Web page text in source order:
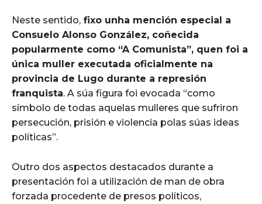
Neste sentido, fixo unha mención especial a
Consuelo Alonso González, coñecida
popularmente como “A Comunista”, quen foi a
única muller executada oficialmente na
provincia de Lugo durante a represión
franquista. A súa figura foi evocada “como
símbolo de todas aquelas mulleres que sufriron
persecución, prisión e violencia polas súas ideas
políticas”.
Outro dos aspectos destacados durante a
presentación foi a utilización de man de obra
forzada procedente de presos políticos,